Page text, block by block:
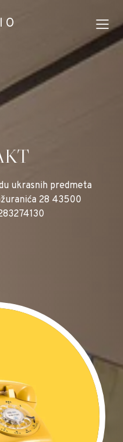
ukrasnih predmeta
28 43500